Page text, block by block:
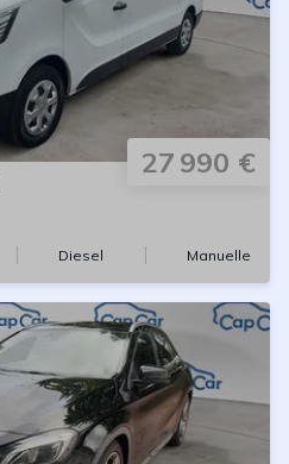
27 990 €
Diesel Manuelle